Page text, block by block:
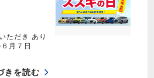
ただき あり
月７日
きを読む